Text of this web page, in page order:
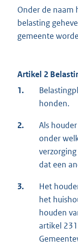
Onder de naam
belasting
gemeente
Artikel 2
1.
honden.
2.
Als
onder
dat een
3.
Het
het
houden
artikel